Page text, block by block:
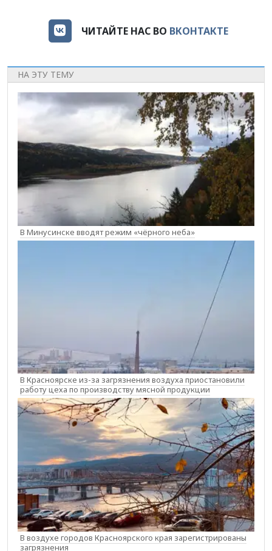
ЧИТАЙТЕ НАС ВО ВКОНТАКТЕ
НА ЭТУ ТЕМУ
В Минусинске вводят режим «чёрного неба»
В Красноярске из-за загрязнения воздуха приостановили
работу цеха по производству мясной продукции
В воздухе городов Красноярского края зарегистрированы
загрязнения